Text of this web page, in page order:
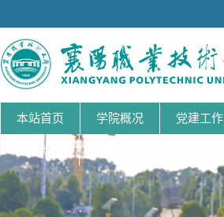
本站首页 学院概况 党建工作
招生就业